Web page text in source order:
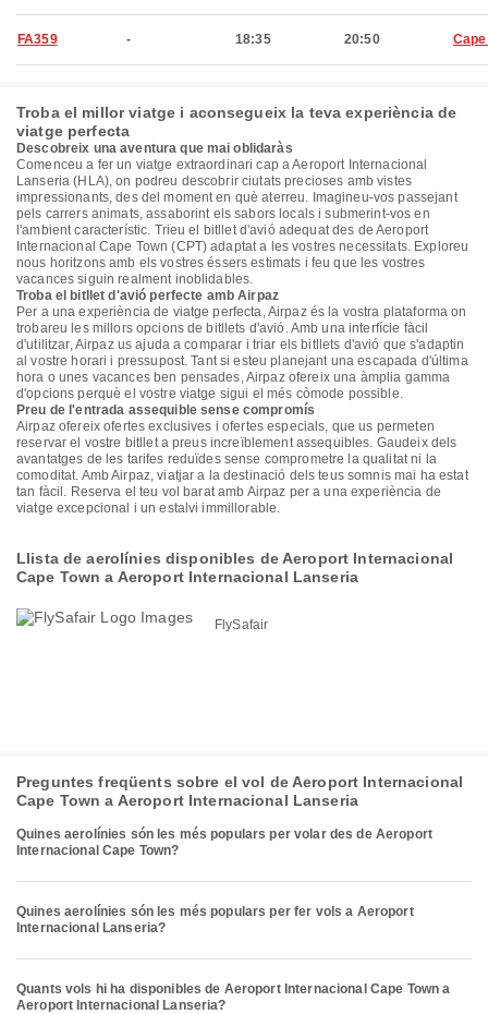
FA359 - 18:35 20:50
Troba el millor viatge i aconsegueix la teva experiència de
viatge perfecta
Descobreix una aventura que mai oblidaràs
Comenceu a fer un viatge extraordinari cap a Aeroport Internacional
Lanseria (HLA), on podreu descobrir ciutats precioses amb vistes
impressionants, des del moment en què aterreu. Imagineu-vos passejant
pels carrers animats, assaborint els sabors locals i submerint-vos en
l'ambient característic. Trieu el bitllet d'avió adequat des de Aeroport
Internacional Cape Town (CPT) adaptat a les vostres necessitats. Exploreu
nous horitzons amb els vostres éssers estimats i feu que les vostres
vacances siguin realment inoblidables.
Troba el bitllet d'avió perfecte amb Airpaz
Per a una experiència de viatge perfecta, Airpaz és la vostra plataforma on
trobareu les millors opcions de bitllets d'avió. Amb una interfície fàcil
d'utilitzar, Airpaz us ajuda a comparar i triar els bitllets d'avió que s'adaptin
al vostre horari i pressupost. Tant si esteu planejant una escapada d'última
hora o unes vacances ben pensades, Airpaz ofereix una àmplia gamma
d'opcions perquè el vostre viatge sigui el més còmode possible.
Preu de l'entrada assequible sense compromís
Airpaz ofereix ofertes exclusives i ofertes especials, que us permeten
reservar el vostre bitllet a preus increïblement assequibles. Gaudeix dels
avantatges de les tarifes reduïdes sense comprometre la qualitat ni la
comoditat. Amb Airpaz, viatjar a la destinació dels teus somnis mai ha estat
tan fàcil. Reserva el teu vol barat amb Airpaz per a una experiència de
viatge excepcional i un estalvi immillorable.
Llista de aerolínies disponibles de Aeroport Internacional
Cape Town a Aeroport Internacional Lanseria
FlySafair
Preguntes freqüents sobre el vol de Aeroport Internacional
Cape Town a Aeroport Internacional Lanseria
Quines aerolínies són les més populars per volar des de Aeroport
Internacional Cape Town?
Quines aerolínies són les més populars per fer vols a Aeroport
Internacional Lanseria?
Quants vols hi ha disponibles de Aeroport Internacional Cape Town a
Aeroport Internacional Lanseria?